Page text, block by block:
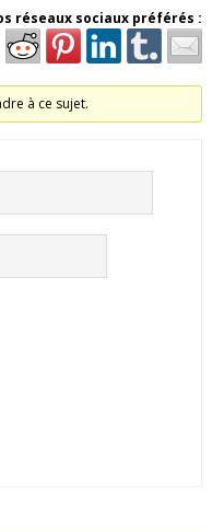
réseaux sociaux préférés :
à ce sujet.